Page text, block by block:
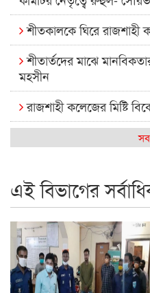
শীতকালকে ঘিরে রাজশাহী
শীতার্তদের মাঝে
মহসীন
রাজশাহী কলেজের মিষ্টি
কেমন আছে আমাদের দেশের
রাজশাইন একাডেমির ফল
রাজশাহী কলেজের শিক্ষার্থী
অ্যাওয়ার্ড
বিশ্ব নদী বিবস উপলক্ষে নদী
এই বিভাগের